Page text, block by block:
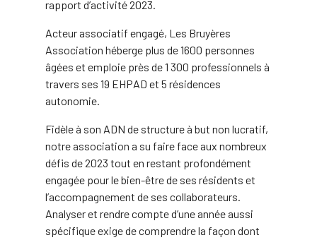
rapport d’activité 2023.
Acteur associatif engagé, Les Bruyères
Association héberge plus de 1600 personnes
âgées et emploie près de 1 300 professionnels à
travers ses 19 EHPAD et 5 résidences
autonomie.
Fidèle à son ADN de structure à but non lucratif,
notre association a su faire face aux nombreux
défis de 2023 tout en restant profondément
engagée pour le bien-être de ses résidents et
l’accompagnement de ses collaborateurs.
Analyser et rendre compte d’une année aussi
spécifique exige de comprendre la façon dont